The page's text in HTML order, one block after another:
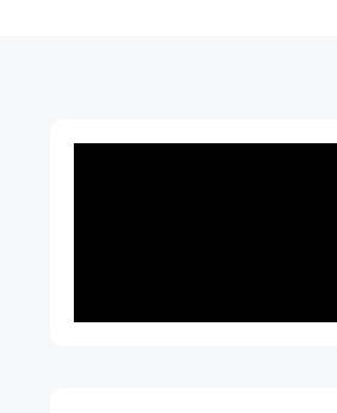
Tài nguyên trên website này được